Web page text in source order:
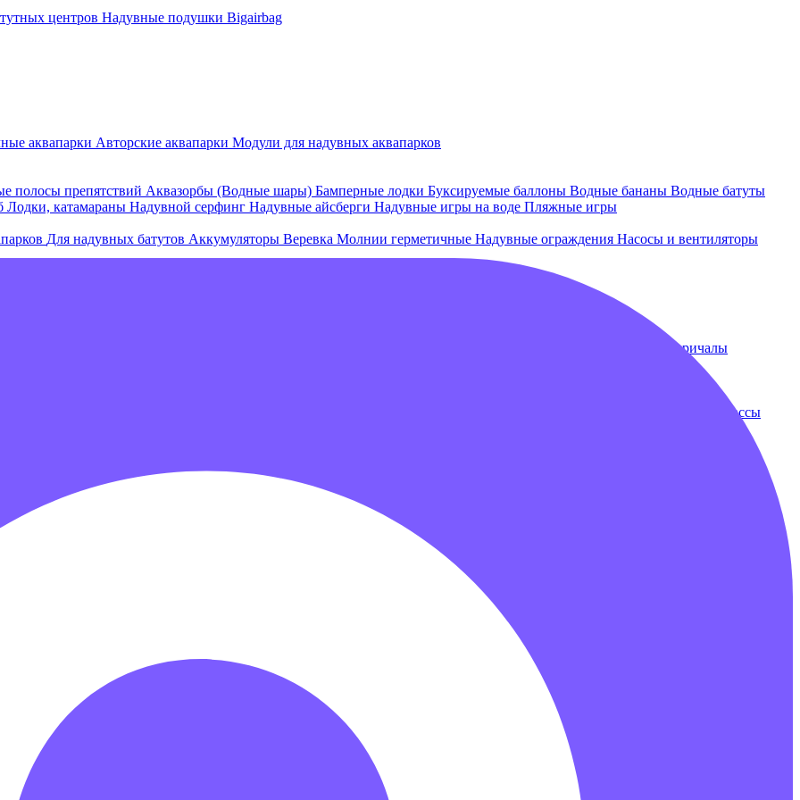
центров Надувные подушки Bigairbag
аквапарки Авторские аквапарки Модули для надувных аквапарков
полосы препятствий Аквазорбы (Водные шары) Бамперные лодки Буксируемые баллоны Водные бананы Водные батуты
Лодки, катамараны Надувной серфинг Надувные айсберги Надувные игры на воде Пляжные игры
Для надувных батутов Аккумуляторы Веревка Молнии герметичные Надувные ограждения Насосы и вентиляторы
Понтоны и причалы
Надувные трассы